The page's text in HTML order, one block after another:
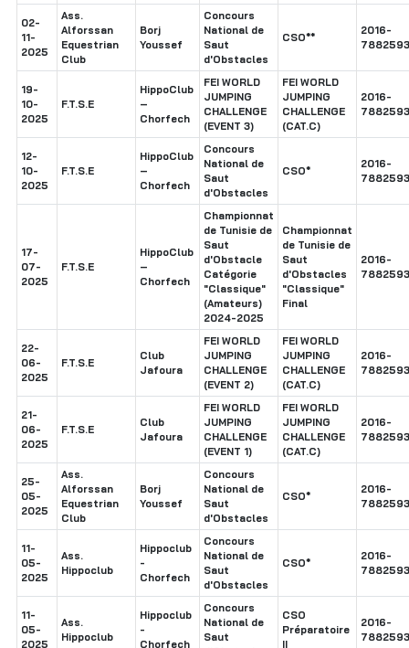
02-
11-
2025
Ass.
Alforssan
Equestrian
Club
Borj
Youssef
Concours
National de
Saut
d'Obstacles
CSO**
2016-
19-
10-
2025
F.T.S.E
HippoClub
–
Chorfech
FEI WORLD
JUMPING
CHALLENGE
(EVENT 3)
FEI WORLD
JUMPING
CHALLENGE
(CAT.C)
2016-
12-
10-
2025
F.T.S.E
HippoClub
–
Chorfech
Concours
National de
Saut
d'Obstacles
CSO*
2016-
17-
07-
2025
F.T.S.E
HippoClub
–
Chorfech
Championnat
de Tunisie de
Saut
d'Obstacle
Catégorie
"Classique"
(Amateurs)
2024-2025
Championnat
de Tunisie de
Saut
d'Obstacles
"Classique"
Final
2016-
22-
06-
2025
F.T.S.E
Club
Jafoura
FEI WORLD
JUMPING
CHALLENGE
(EVENT 2)
FEI WORLD
JUMPING
CHALLENGE
(CAT.C)
2016-
21-
06-
2025
F.T.S.E
Club
Jafoura
FEI WORLD
JUMPING
CHALLENGE
(EVENT 1)
FEI WORLD
JUMPING
CHALLENGE
(CAT.C)
2016-
25-
05-
2025
Ass.
Alforssan
Equestrian
Club
Borj
Youssef
Concours
National de
Saut
d'Obstacles
CSO*
2016-
11-
05-
2025
Ass.
Hippoclub
Hippoclub
-
Chorfech
Concours
National de
Saut
d'Obstacles
CSO*
2016-
11-
05-
2025
Ass.
Hippoclub
Hippoclub
-
Chorfech
Concours
National de
Saut
CSO
Préparatoire
II
2016-